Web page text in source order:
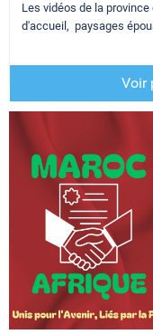
Les vidéos de la
d'accueil, paysages
Voir